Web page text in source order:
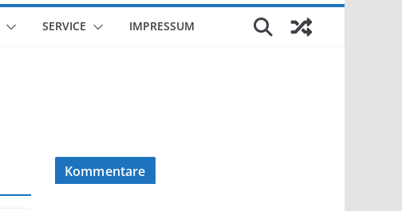
SERVICE IMPRESSUM
Kommentare